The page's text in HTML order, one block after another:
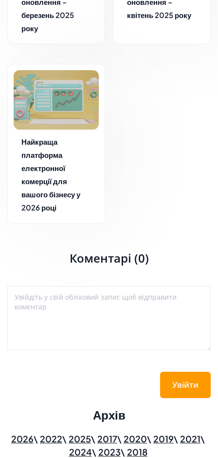
березень 2025
року
квітень 2025 року
Найкраща
платформа
електронної
комерції для
вашого бізнесу у
2026 році
Коментарі (0)
Увійти
Архів
2026 2022 2025 2017 2020 2019
2021
2024
2023 2018